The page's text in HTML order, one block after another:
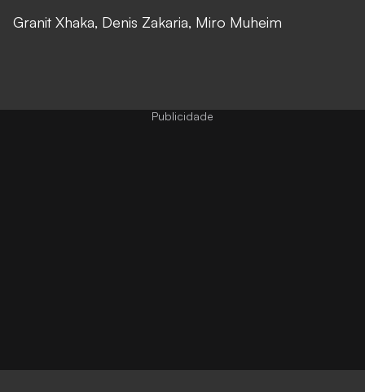
Granit Xhaka, Denis Zakaria, Miro Muheim